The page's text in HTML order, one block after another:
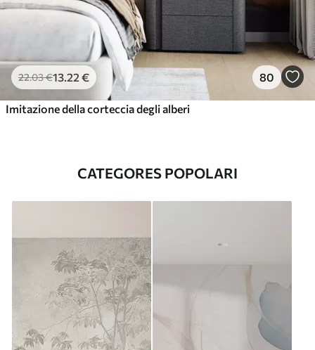
22.03€13 .22 € 80
Imitazione della corteccia degli alberi
CATEGORES POPOLARI